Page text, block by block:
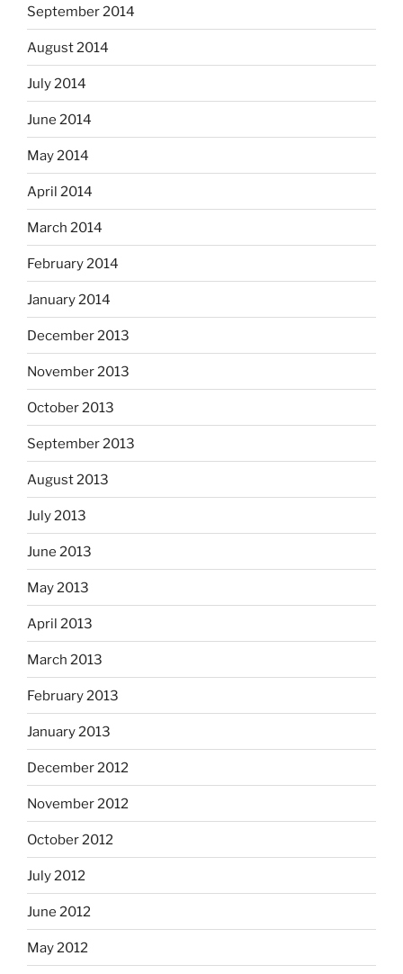
September 2014
August 2014
July 2014
June 2014
May 2014
April 2014
March 2014
February 2014
January 2014
December 2013
November 2013
October 2013
September 2013
August 2013
July 2013
June 2013
May 2013
April 2013
March 2013
February 2013
January 2013
December 2012
November 2012
October 2012
July 2012
June 2012
May 2012